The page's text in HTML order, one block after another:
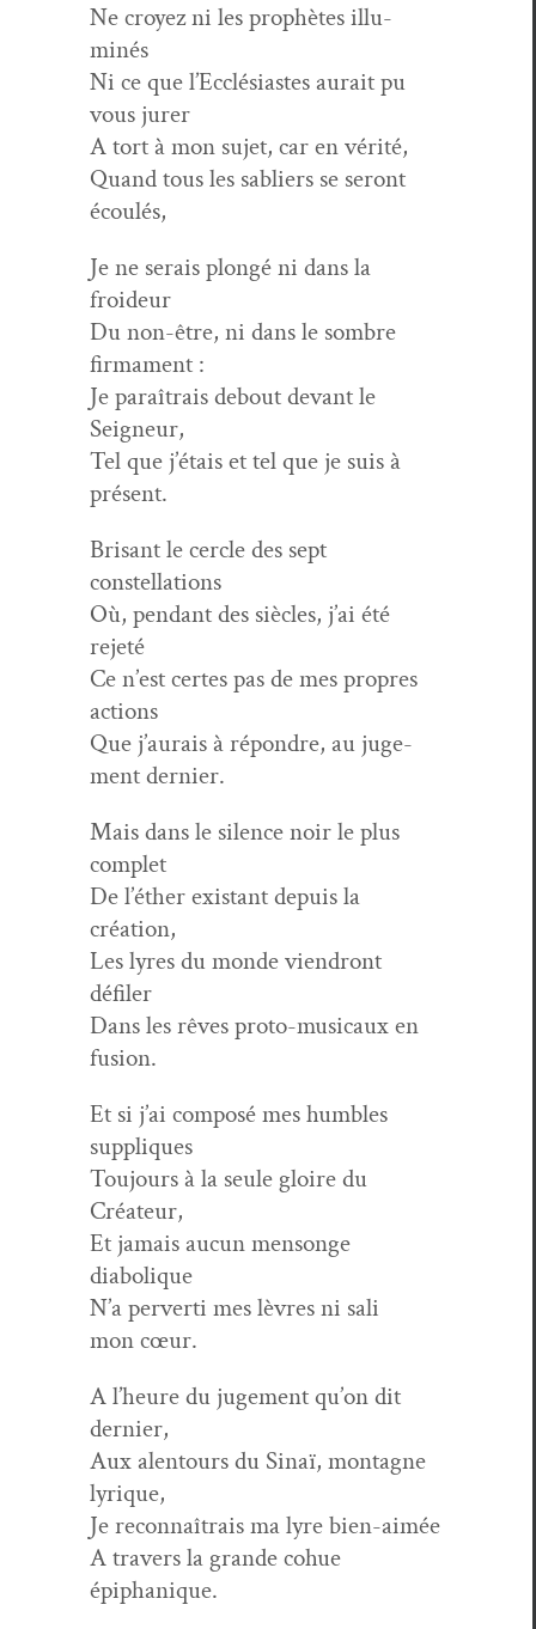
Ne croyez ni les prophètes illu­
minés
Ni ce que l’Ecclésiastes aurait pu
vous jurer
A tort à mon sujet, car en vérité,
Quand tous les sabliers se seront
écoulés,
Je ne serais plongé ni dans la
froideur
Du non-être, ni dans le som­bre
firmament :
Je paraî­trais debout devant le
Seigneur,
Tel que j’étais et tel que je suis à
présent.
Brisant le cer­cle des sept
constellations
Où, pen­dant des siè­cles, j’ai été
rejeté
Ce n’est certes pas de mes pro­pres
actions
Que j’aurais à répon­dre, au juge­
ment dernier.
Mais dans le silence noir le plus
complet
De l’éther exis­tant depuis la
création,
Les lyres du monde vien­dront
défiler
Dans les rêves pro­to-musi­caux en
fusion.
Et si j’ai com­posé mes hum­bles
suppliques
Tou­jours à la seule gloire du
Créateur,
Et jamais aucun men­songe
diabolique
N’a per­ver­ti mes lèvres ni sali
mon cœur.
A l’heure du juge­ment qu’on dit
dernier,
Aux alen­tours du Sinaï, mon­tagne
lyrique,
Je recon­naî­trais ma lyre bien-aimée
A tra­vers la grande cohue
épiphanique.